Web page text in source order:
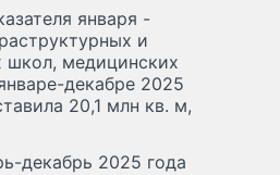
января -
и
школ, медицинских
декабре 2025
20,1 млн кв. м,
декабрь 2025 года